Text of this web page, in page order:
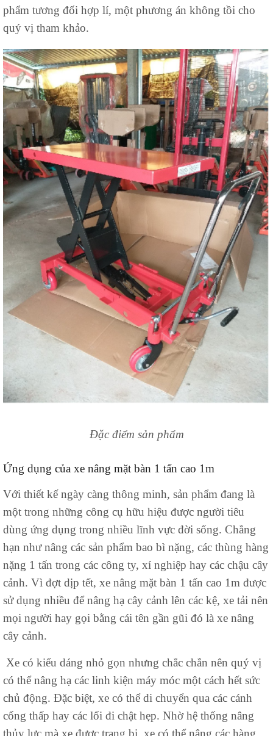
phẩm tương đối hợp lí, một phương án không tồi cho
quý vị tham khảo.
Đặc điểm sản phẩm
Ứng dụng của xe nâng mặt bàn 1 tấn cao 1m
Với thiết kế ngày càng thông minh, sản phẩm đang là
một trong những công cụ hữu hiệu được người tiêu
dùng ứng dụng trong nhiều lĩnh vực đời sống. Chẳng
hạn như nâng các sản phẩm bao bì nặng, các thùng hàng
nặng 1 tấn trong các công ty, xí nghiệp hay các chậu cây
cảnh. Vì đợt dịp tết, xe nâng mặt bàn 1 tấn cao 1m được
sử dụng nhiều để nâng hạ cây cảnh lên các kệ, xe tải nên
mọi người hay gọi bằng cái tên gần gũi đó là xe nâng
cây cảnh.
Xe có kiểu dáng nhỏ gọn nhưng chắc chắn nên quý vị
có thể nâng hạ các linh kiện máy móc một cách hết sức
chủ động. Đặc biệt, xe có thể di chuyển qua các cánh
cổng thấp hay các lối đi chật hẹp. Nhờ hệ thống nâng
thủy lực mà xe được trang bị, xe có thể nâng các hàng